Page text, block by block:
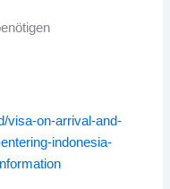
visa-on-arrival-and-
indonesia-